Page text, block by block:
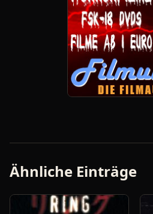
Ähnliche Einträge